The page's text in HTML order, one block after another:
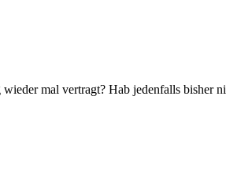
mal vertragt? Hab jedenfalls bisher